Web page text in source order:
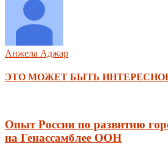
Анжела Аджар
ЭТО МОЖЕТ БЫТЬ ИНТЕРЕСНО
Опыт России по развитию
на Генассамблее ООН